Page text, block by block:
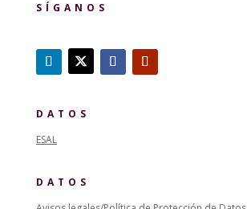
SÍGANOS
DATOS
ESAL
DATOS